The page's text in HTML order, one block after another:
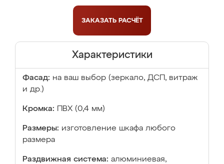
ЗАКАЗАТЬ РАСЧЁТ
Характеристики
Фасад: на ваш выбор (зеркало, ДСП, витраж
и др.)
Кромка: ПВХ (0,4 мм)
Размеры: изготовление шкафа любого
размера
Раздвижная система: алюминиевая,